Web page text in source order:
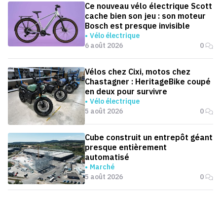
Ce nouveau vélo électrique Scott
cache bien son jeu : son moteur
Bosch est presque invisible
Vélo électrique
6 août 2026
0
Vélos chez Cixi, motos chez
Chastagner : HeritageBike coupé
en deux pour survivre
Vélo électrique
5 août 2026
0
Cube construit un entrepôt géant
presque entièrement
automatisé
Marché
5 août 2026
0